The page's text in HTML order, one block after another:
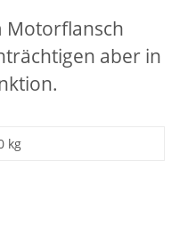
Motorflansch
aber in
kg